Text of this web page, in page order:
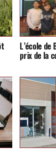
L’école de
prix de la